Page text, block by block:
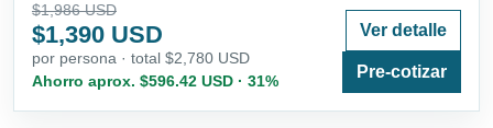
$1,986 USD
$1,390 USD
por persona · total $2,780 USD
Ahorro aprox. $596.42 USD · 31%
Ver detalle
Pre-cotizar